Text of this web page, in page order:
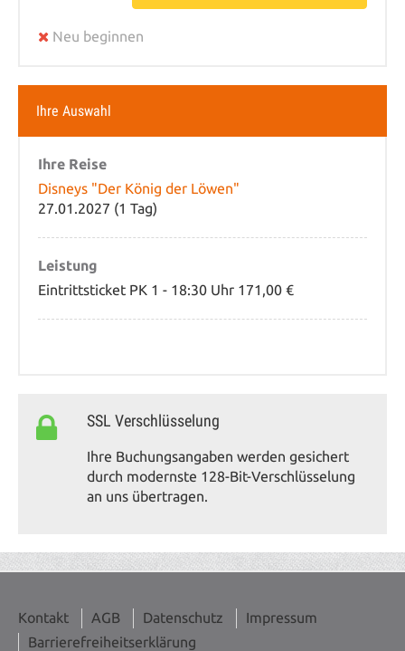
Neu beginnen
Ihre Auswahl
Ihre Reise
Disneys "Der König der Löwen"
27.01.2027 (1 Tag)
Leistung
Eintrittsticket PK 1 - 18:30 Uhr 171,00 €
SSL Verschlüsselung
Ihre Buchungsangaben werden gesichert
durch modernste 128-Bit-Verschlüsselung
an uns übertragen.
Kontakt AGB Datenschutz
Impressum
Barrierefreiheitserklärung